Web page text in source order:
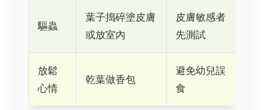
驅蟲
葉子搗碎塗皮膚
或放室內
皮膚敏感者
先測試
放鬆
心情
乾葉做香包
避免幼兒誤
食